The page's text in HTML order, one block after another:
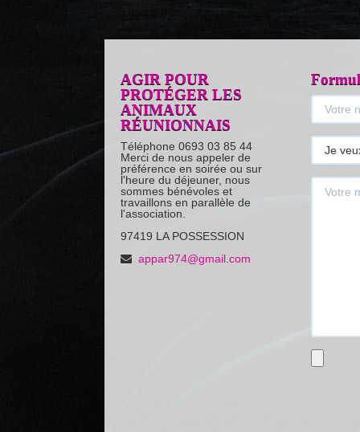
AGIR POUR
PROTÉGER LES
ANIMAUX
RÉUNIONNAIS
Téléphone 0693 03 85 44
Merci de nous appeler de
préférence en soirée ou sur
l'heure du déjeuner, nous
sommes bénévoles et
travaillons en parallèle de
l'association.
97419 LA POSSESSION
appar974@gmail.com